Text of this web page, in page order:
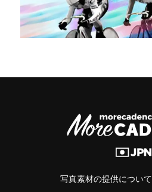
写真素材の提供について